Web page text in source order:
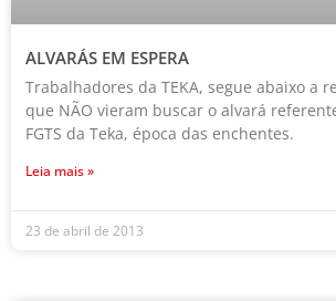
ALVARÁS EM ESPERA
Trabalhadores da TEKA, segue abaixo a
que NÃO vieram buscar o alvará
FGTS da Teka, época das enchentes.
Leia mais »
23 de abril de 2013